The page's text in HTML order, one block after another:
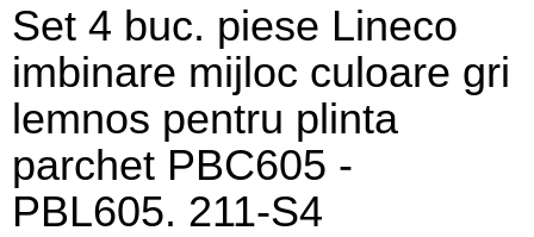
Set 4 buc. piese Lineco
imbinare mijloc culoare gri
lemnos pentru plinta
parchet PBC605 -
PBL605. 211-S4